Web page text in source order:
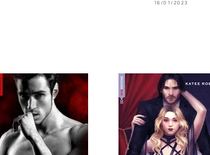
16/01/2023